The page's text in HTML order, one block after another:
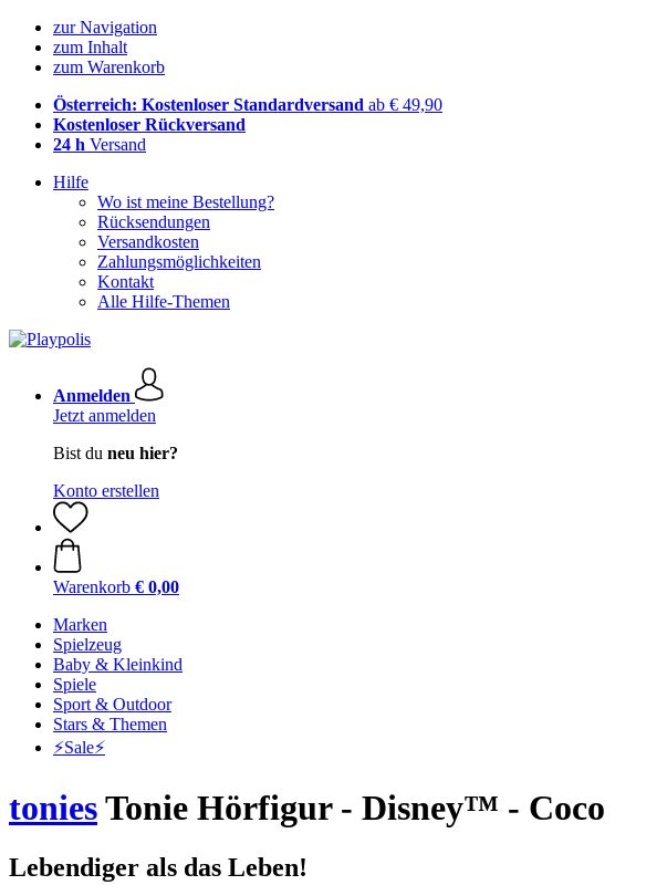
zur Navigation
zum Inhalt
zum Warenkorb
Österreich: Kostenloser Standardversand ab € 49,90
Kostenloser Rückversand
24 h Versand
Hilfe
Wo ist meine Bestellung?
Rücksendungen
Versandkosten
Zahlungsmöglichkeiten
Kontakt
Alle Hilfe-Themen
Anmelden
Jetzt anmelden
Bist du neu hier?
Konto erstellen
Warenkorb € 0,00
Marken
Spielzeug
Baby & Kleinkind
Spiele
Sport & Outdoor
Stars & Themen
⚡️Sale⚡️
toniesTonie Hörfigur - Disney™ - Coco
Lebendiger als das Leben!